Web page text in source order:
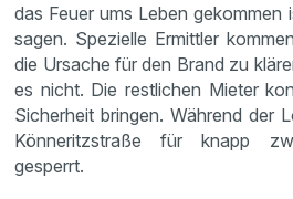
das Feuer ums Leben
sagen. Spezielle Ermittler
die Ursache für den Brand zu
es nicht. Die restlichen Mieter
Sicherheit bringen. Während der
Könneritzstraße für knapp
gesperrt.